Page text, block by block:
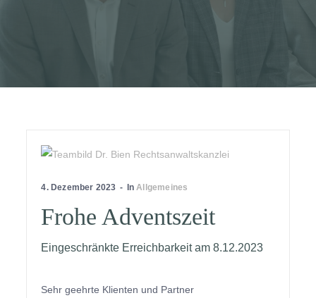
4. Dezember 2023 InAllgemeines
Frohe Adventszeit
Eingeschränkte Erreichbarkeit am 8.12.2023
Sehr geehrte Klienten und Partner